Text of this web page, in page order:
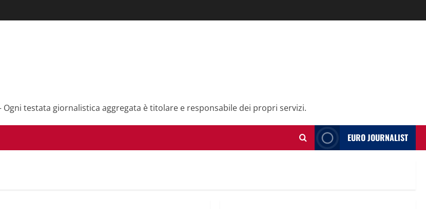
testata giornalistica aggregata è titolare e responsabile dei propri servizi.
EURO JOURNALIST